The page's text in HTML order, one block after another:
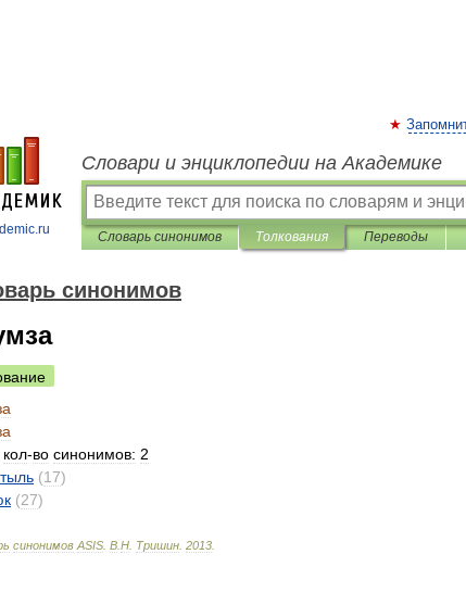
Словари и энциклопедии на Академике
Словарь синонимов Толкования Переводы
синонимов
кол-во синонимов: 2
(17)
(27)
синонимов ASIS В Н Тришин 2013